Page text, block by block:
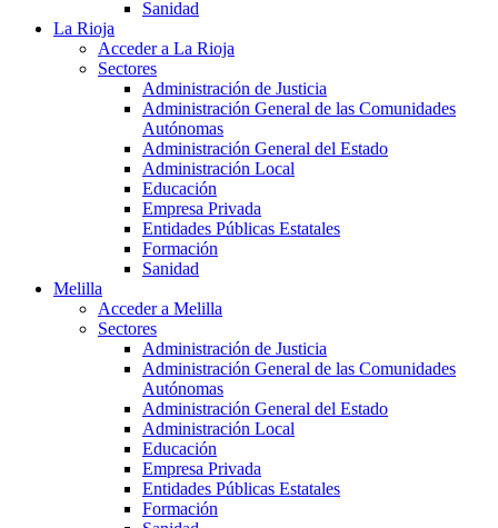
Sanidad
La Rioja
Acceder a La Rioja
Sectores
Administración de Justicia
Administración General de las Comunidades
Autónomas
Administración General del Estado
Administración Local
Educación
Empresa Privada
Entidades Públicas Estatales
Formación
Sanidad
Melilla
Acceder a Melilla
Sectores
Administración de Justicia
Administración General de las Comunidades
Autónomas
Administración General del Estado
Administración Local
Educación
Empresa Privada
Entidades Públicas Estatales
Formación